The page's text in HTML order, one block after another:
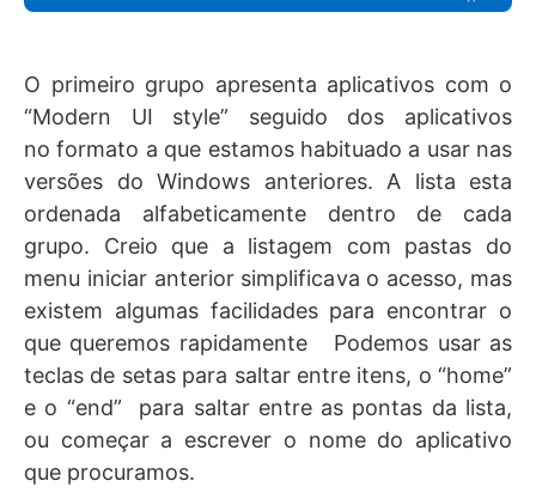
O primeiro grupo apresenta aplicativos com o
“Modern UI style” seguido dos aplicativos
no formato a que estamos habituado a usar nas
versões do Windows anteriores. A lista esta
ordenada alfabeticamente dentro de cada
grupo. Creio que a listagem com pastas do
menu iniciar anterior simplificava o acesso, mas
existem algumas facilidades para encontrar o
que queremos rapidamente Podemos usar as
teclas de setas para saltar entre itens, o “home”
e o “end” para saltar entre as pontas da lista,
ou começar a escrever o nome do aplicativo
que procuramos.